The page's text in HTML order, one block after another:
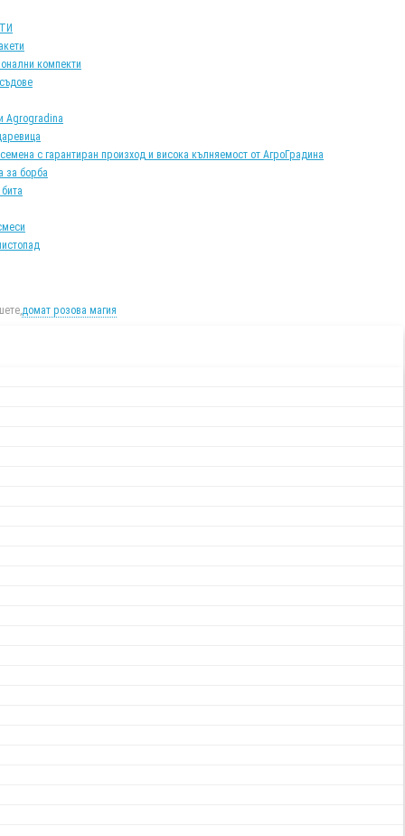
компекти
Agrogradina
с гарантиран произход и висока кълняемост от АгроГрадина
за борба
домат розова магия